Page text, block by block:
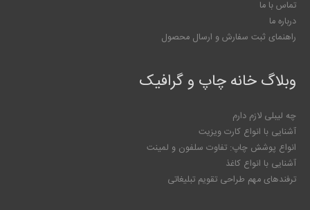
تماس با ما
درباره ما
راهنمای ثبت سفارش و ارسال محصول
وبلاگ خانه چاپ و گرافیک
چه لیبلی لازم دارم
آشنایی با انواع کارت ویزیت
انواع پوشش چاپ: تفاوت سلفون و لمینت
آشنایی با انواع کاغذ
ترفندهای مهم طراحی تقویم تبلیغاتی